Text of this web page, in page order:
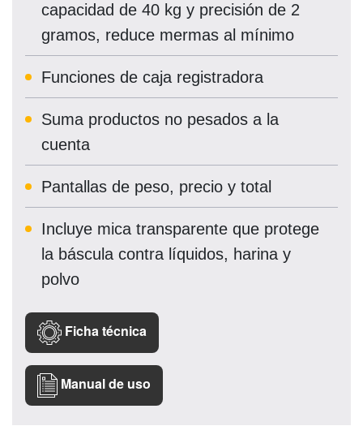
capacidad de 40 kg y precisión de 2
gramos, reduce mermas al mínimo
Funciones de caja registradora
Suma productos no pesados a la
cuenta
Pantallas de peso, precio y total
Incluye mica transparente que protege
la báscula contra líquidos, harina y
polvo
Ficha técnica
Manual de uso